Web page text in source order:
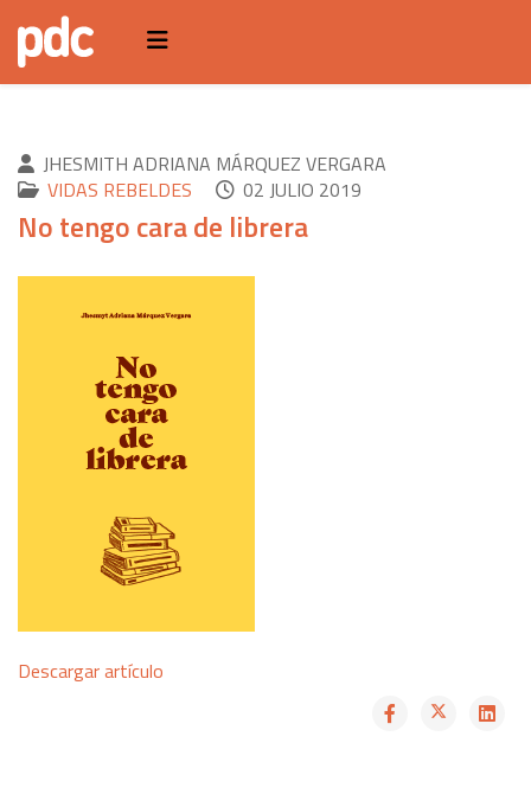
JHESMITH ADRIANA MÁRQUEZ VERGARA
VIDAS REBELDES
02 JULIO 2019
No tengo cara de librera
Descargar artículo